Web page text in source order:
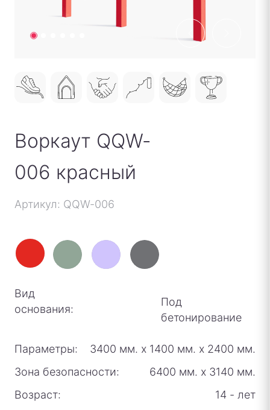
Воркаут QQW-
006 красный
Артикул: QQW-006
Вид
основания:
Под
бетонирование
Параметры: 3400 мм. х 1400 мм. х 2400 мм.
Зона безопасности:
6400 мм. х 3140 мм.
Возраст:
14 - лет